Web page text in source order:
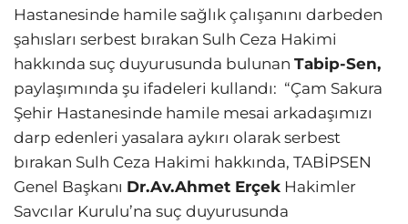
Hastanesinde hamile sağlık çalışanını darbeden
şahısları serbest bırakan Sulh Ceza Hakimi
hakkında suç duyurusunda bulunan Tabip-Sen,
paylaşımında şu ifadeleri kullandı: “Çam Sakura
Şehir Hastanesinde hamile mesai arkadaşımızı
darp edenleri yasalara aykırı olarak serbest
bırakan Sulh Ceza Hakimi hakkında, TABİPSEN
Genel Başkanı Dr.Av.Ahmet Erçek Hakimler
Savcılar Kurulu’na suç duyurusunda